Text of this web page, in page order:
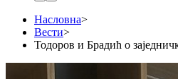
Насловна>
Вести>
Тодоров и Брадић o